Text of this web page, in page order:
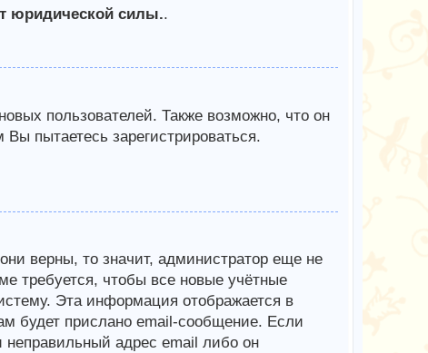
юридической силы..
пользователей. Также возможно, что он
пытаетесь зарегистрироваться.
верны, то значит, администратор еще не
требуется, чтобы все новые учётные
Эта информация отображается в
будет прислано email-сообщение. Если
адрес email либо он